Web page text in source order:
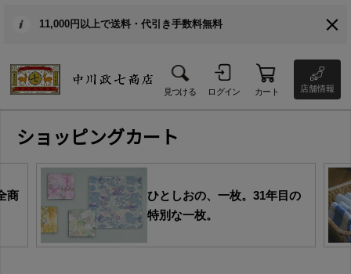
11,000円以上で送料・代引き手数料無料
見つける ログイン カート 店舗情報
ショッピングカート
商
ひとしおの、一枚。31年目の
特別な一枚。